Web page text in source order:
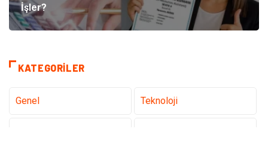
İşler?
KATEGORILER
Genel Teknoloji